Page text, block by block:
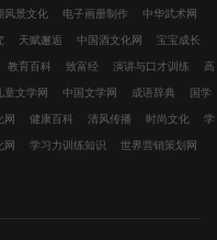
风景文化 电子画册制作 中华武术网
天赋邂逅 中国酒文化网 宝宝成长
教育百科 致富经 演讲与口才训练 高
童文学网 中国文学网 成语辞典 国学
网 健康百科 清风传播 时尚文化 学
网 学习力训练知识 世界营销策划网